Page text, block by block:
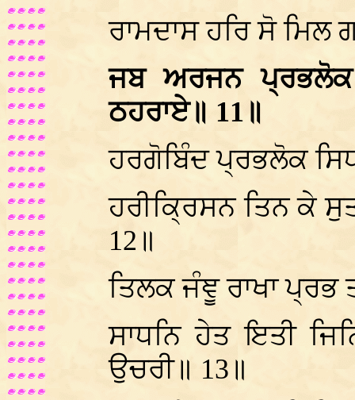
ਰਾਮਦਾਸ ਹਰਿ ਸੋ
ਜਬ ਅਰਜਨ ਪ੍ਰਭਲੋਕ
ਠਹਰਾਏ॥ 11॥
ਹਰਗੋਬਿੰਦ ਪ੍ਰਭਲੋਕ
ਹਰੀਕ੍ਰਿਸਨ ਤਿਨ ਕੇ
12॥
ਤਿਲਕ ਜੰਞੂ ਰਾਖਾ ਪ੍ਰਭ
ਸਾਧਨਿ ਹੇਤ ਇਤੀ
ਉਚਰੀ॥ 13॥